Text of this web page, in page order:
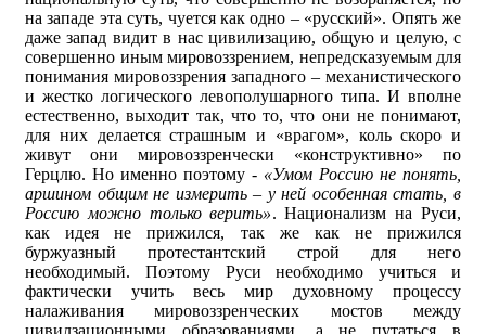
на западе эта суть, чуется как одно – «русский». Опять же
даже запад видит в нас цивилизацию, общую и целую, с
совершенно иным мировоззрением, непредсказуемым для
понимания мировоззрения западного – механистического
и жестко логического левополушарного типа. И вполне
естественно, выходит так, что то, что они не понимают,
для них делается страшным и «врагом», коль скоро и
живут они мировоззренчески «конструктивно» по
Герцлю. Но именно поэтому - «Умом Россию не понять,
аршином общим не измерить – у ней особенная стать, в
Россию можно только верить». Национализм на Руси,
как идея не прижился, так же как не прижился
буржуазный протестантский строй для него
необходимый. Поэтому Руси необходимо учиться и
фактически учить весь мир духовному процессу
налаживания мировоззренческих мостов между
цивилзационными образованиями, а не путаться в